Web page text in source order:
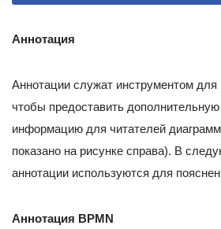
Аннотация
Аннотации служат инструментом
чтобы предоставить
информацию для читателей
показано на рисунке справа). В
аннотации используются для
Аннотация BPMN